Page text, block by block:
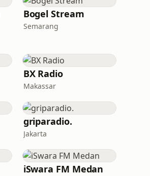
Bogel Stream
Semarang
BX Radio
Makassar
griparadio.
Jakarta
iSwara FM Medan